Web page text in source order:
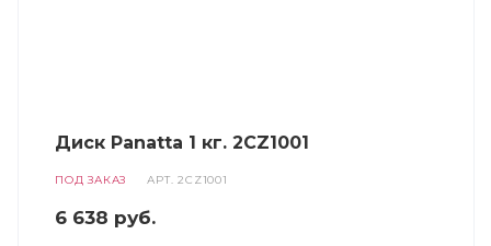
Диск Panatta 1 кг. 2CZ1001
ПОД ЗАКАЗ АРТ.2CZ1001
6 638 руб.